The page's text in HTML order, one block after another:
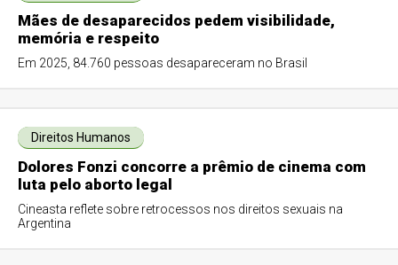
Mães de desaparecidos pedem visibilidade,
memória e respeito
Em 2025, 84.760 pessoas desapareceram no Brasil
Direitos Humanos
Dolores Fonzi concorre a prêmio de cinema com
luta pelo aborto legal
Cineasta reflete sobre retrocessos nos direitos sexuais na
Argentina